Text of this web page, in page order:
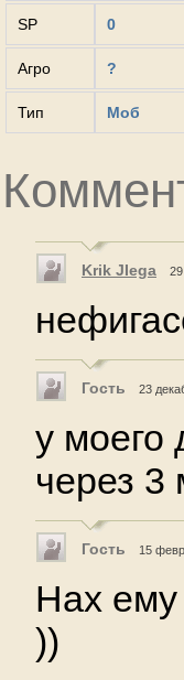
SP 0
Агро ?
Тип Моб
Krik JIega
Гость 23
у моего
через 3
Гость 15
Нах ему
))